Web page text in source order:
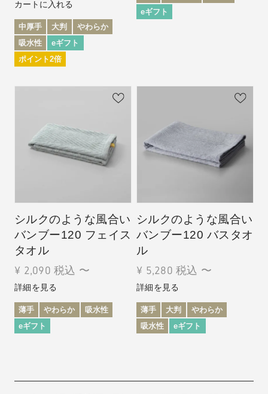
カートに入れる
中厚手 大判
やわらか
吸水性
eギフト
ポイント2倍
eギフト
シルクのような風合い
バンブー120 フェイス
タオル
¥ 2,090 税込 〜
詳細を見る
薄手 やわらか
吸水性
eギフト
シルクのような風合い
バンブー120 バスタオ
ル
¥ 5,280 税込 〜
詳細を見る
薄手 大判
やわらか
吸水性
eギフト